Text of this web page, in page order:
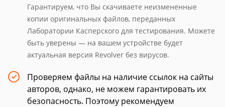
Гарантируем, что Вы скачиваете неизмененные
копии оригинальных файлов, переданных
Лаборатории Касперского для тестирования. Можете
быть уверены — на вашем устройстве будет
актуальная версия Revolver без вирусов.
Проверяем файлы на наличие ссылок на сайты
авторов, однако, не можем гарантировать их
безопасность. Поэтому рекомендуем